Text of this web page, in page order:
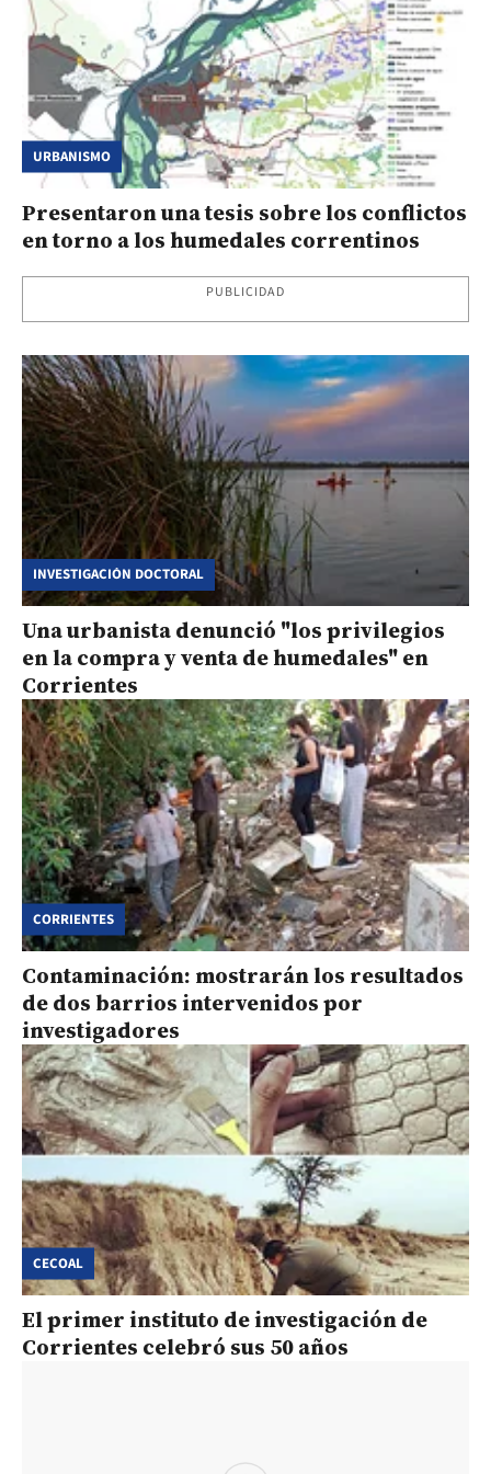
URBANISMO
Presentaron una tesis sobre los conflictos
en torno a los humedales correntinos
PUBLICIDAD
INVESTIGACIÓN DOCTORAL
Una urbanista denunció "los privilegios
en la compra y venta de humedales" en
Corrientes
CORRIENTES
Contaminación: mostrarán los resultados
de dos barrios intervenidos por
investigadores
CECOAL
El primer instituto de investigación de
Corrientes celebró sus 50 años